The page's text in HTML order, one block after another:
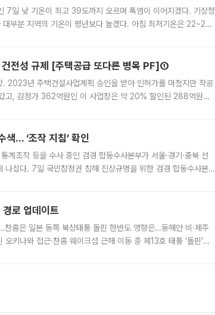
7일 낮 기온이 최고 39도까지 오르며 폭염이 이어지겠다. 기상청
부분 지역의 기온이 평년보다 높겠다. 아침 최저기온은 22~27
전성 규제 [주택공급 또다른 병목 PF]①
2023년 주택건설사업계획 승인을 받아 인허가를 마쳤지만 착공
고, 감정가 362억원인 이 사업장은 약 20% 할인된 288억원에
색… ‘조작 지침’ 확인
계조작 등을 수사 중인 검경 합동수사본부가 서울·경기·충북 선
섰다. 7일 국민참정권 침해 진상규명을 위한 검경 합동수사본
로 업데이트
홈은 일본 동쪽 북상태풍 돌핀 한반도 영향은…동해안 비·제주
키나와 접근·찬홈 웨이크섬 근해 이동 중 제13호 태풍 ‘돌핀’이